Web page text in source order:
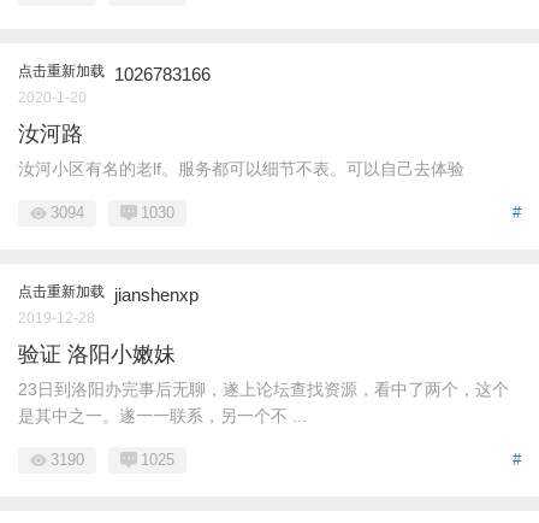
点击重新加载 1026783166
2020-1-20
汝河路
汝河小区有名的老lf。服务都可以细节不表。可以自己去体验
#
3094 1030
点击重新加载 jianshenxp
2019-12-28
验证 洛阳小嫩妹
23日到洛阳办完事后无聊，遂上论坛查找资源，看中了两个，这个
是其中之一。遂一一联系，另一个不 ...
#
3190 1025